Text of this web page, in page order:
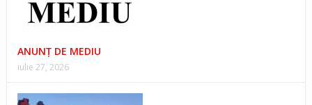
ANUNŢ DE MEDIU
iulie 27, 2026